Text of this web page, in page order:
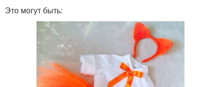
Это могут быть: